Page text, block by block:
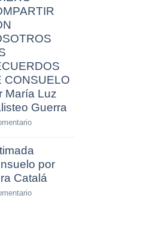
CONSUELO
María Luz
Guerra
por
Catalá